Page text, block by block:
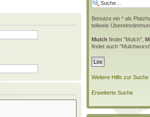
Benutze ein * als
teilweis
Mulch findet "Mulch",
findet auch
Weitere Hilfe zur Suche
Erweiterte Suche